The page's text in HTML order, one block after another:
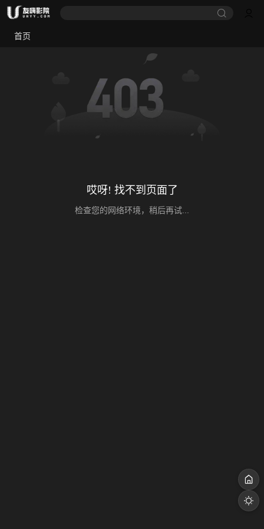
首页
哎呀! 找不到页面了
检查您的网络环境，稍后再试...